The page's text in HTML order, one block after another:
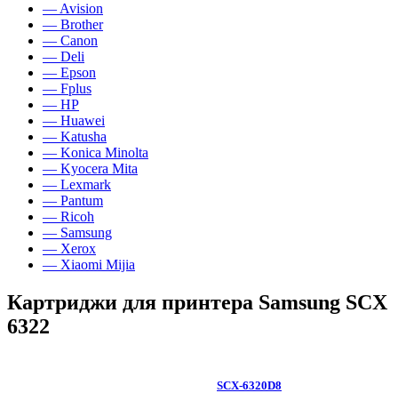
— Avision
— Brother
— Canon
— Deli
— Epson
— Fplus
— HP
— Huawei
— Katusha
— Konica Minolta
— Kyocera Mita
— Lexmark
— Pantum
— Ricoh
— Samsung
— Xerox
— Xiaomi Mijia
Картриджи для принтера Samsung SCX
6322
SCX-6320D8